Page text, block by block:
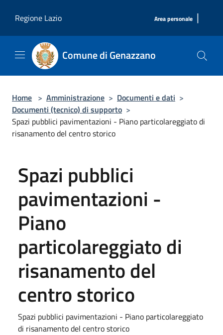
Regione Lazio
Area personale |
Comune di Genazzano
Home > Amministrazione > Documenti e dati >
Documenti (tecnico) di supporto >
Spazi pubblici pavimentazioni - Piano particolareggiato di
risanamento del centro storico
Spazi pubblici
pavimentazioni -
Piano
particolareggiato di
risanamento del
centro storico
Spazi pubblici pavimentazioni - Piano particolareggiato
di risanamento del centro storico